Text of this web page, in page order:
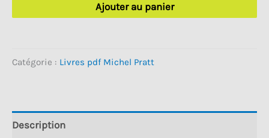
100
101
Ajouter au panier
Catégorie : Livres pdf Michel Pratt
Description